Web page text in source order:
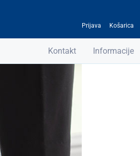
Prijava Košarica
Kontakt Informacije